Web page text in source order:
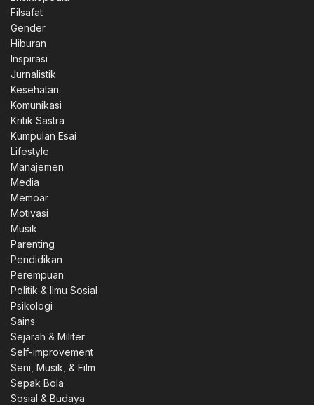
Filsafat
Gender
Hiburan
Inspirasi
Jurnalistik
Kesehatan
Komunikasi
Kritik Sastra
Kumpulan Esai
Lifestyle
Manajemen
Media
Memoar
Motivasi
Musik
Parenting
Pendidikan
Perempuan
Politik & Ilmu Sosial
Psikologi
Sains
Sejarah & Militer
Self-improvement
Seni, Musik, & Film
Sepak Bola
Sosial & Budaya